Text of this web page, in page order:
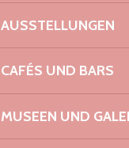
AUSSTELLUNGEN
CAFÉS UND BARS
MUSEEN UND